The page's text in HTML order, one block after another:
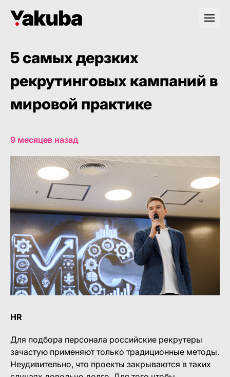
5 самых дерзких
рекрутинговых кампаний в
мировой практике
9 месяцев назад
HR
Для подбора персонала российские рекрутеры
зачастую применяют только традиционные методы.
Неудивительно, что проекты закрываются в таких